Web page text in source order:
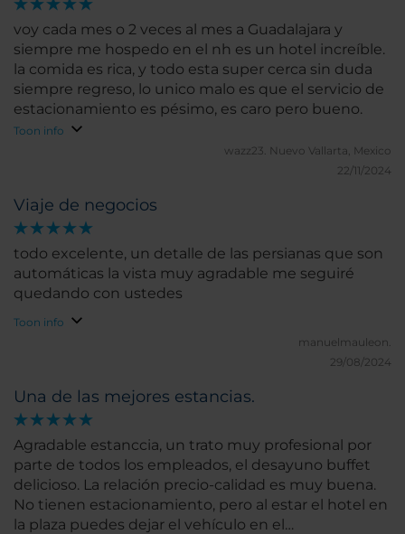
voy cada mes o 2 veces al mes a Guadalajara y
siempre me hospedo en el nh es un hotel increíble.
la comida es rica, y todo esta super cerca sin duda
siempre regreso, lo unico malo es que el servicio de
estacionamiento es pésimo, es caro pero bueno.
Toon info
wazz23. Nuevo Vallarta, Mexico
22/11/2024
Viaje de negocios
todo excelente, un detalle de las persianas que son
automáticas la vista muy agradable me seguiré
quedando con ustedes
Toon info
manuelmauleon.
29/08/2024
Una de las mejores estancias.
Agradable estanccia, un trato muy profesional por
parte de todos los empleados, el desayuno buffet
delicioso. La relación precio-calidad es muy buena.
No tienen estacionamiento, pero al estar el hotel en
la plaza puedes dejar el vehículo en el